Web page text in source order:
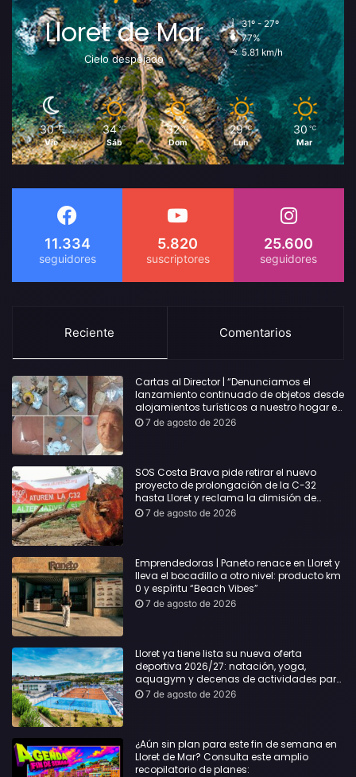
Lloret de Mar
Cielo despejado
31º - 27º
77%
5.81 km/h
30 ℃
Vie
34 ℃
Sáb
32 ℃
Dom
29 ℃
Lun
30 ℃
Mar
11.334 5.820 25.600
Reciente Comentarios
Cartas al Director | “Denunciamos el
lanzamiento continuado de objetos desde
alojamientos turísticos a nuestro hogar en
Lloret: Podría haber causado una
7 de agosto de 2026
SOS Costa Brava pide retirar el nuevo
proyecto de prolongación de la C-32
hasta Lloret y reclama la dimisión de
Sílvia Paneque
7 de agosto de 2026
Emprendedoras | Paneto renace en Lloret y
lleva el bocadillo a otro nivel: producto km
0 y espíritu “Beach Vibes”
7 de agosto de 2026
Lloret ya tiene lista su nueva oferta
deportiva 2026/27: natación, yoga,
aquagym y decenas de actividades para
todas las edades
7 de agosto de 2026
¿Aún sin plan para este fin de semana en
Lloret de Mar? Consulta este amplio
recopilatorio de planes: